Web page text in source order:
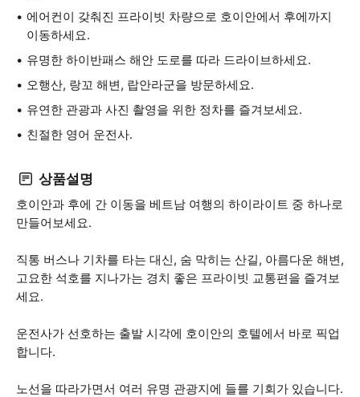
에어컨이 갖춰진 프라이빗 차량으로 호이안에서 후에까지
이동하세요.
유명한 하이반패스 해안 도로를 따라 드라이브하세요.
오행산, 랑꼬 해변, 랍안라군을 방문하세요.
유연한 관광과 사진 촬영을 위한 정차를 즐겨보세요.
친절한 영어 운전사.
상품설명
호이안과 후에 간 이동을 베트남 여행의 하이라이트 중 하나로
만들어보세요.
직통 버스나 기차를 타는 대신, 숨 막히는 산길, 아름다운 해변,
고요한 석호를 지나가는 경치 좋은 프라이빗 교통편을 즐겨보
세요.
운전사가 선호하는 출발 시각에 호이안의 호텔에서 바로 픽업
합니다.
노선을 따라가면서 여러 유명 관광지에 들를 기회가 있습니다.